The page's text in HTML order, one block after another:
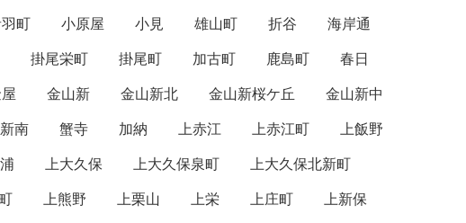
町 小原屋 小見 雄山町 折谷
海岸通
掛尾栄町 掛尾町 加古町 鹿島町
春日
金山新 金山新北 金山新桜ケ丘
金山新中
南 蟹寺 加納 上赤江 上赤江町
上飯野
上大久保 上大久保泉町
上大久保北新町
上熊野 上栗山 上栄 上庄町
上新保